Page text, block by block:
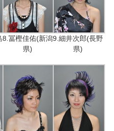
8.冨樫佳佑(新潟
県)
9.細井次郎(長野
県)